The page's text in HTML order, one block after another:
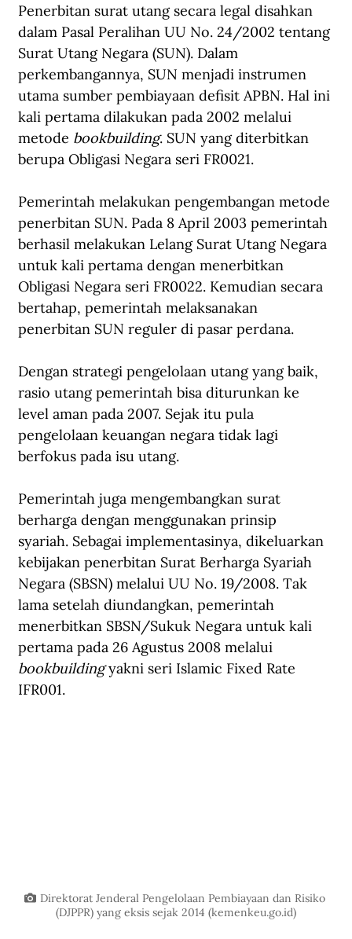
Penerbitan surat utang secara legal disahkan
dalam Pasal Peralihan UU No. 24/2002 tentang
Surat Utang Negara (SUN). Dalam
perkembangannya, SUN menjadi instrumen
utama sumber pembiayaan defisit APBN. Hal ini
kali pertama dilakukan pada 2002 melalui
metode bookbuilding. SUN yang diterbitkan
berupa Obligasi Negara seri FR0021.
Pemerintah melakukan pengembangan metode
penerbitan SUN. Pada 8 April 2003 pemerintah
berhasil melakukan Lelang Surat Utang Negara
untuk kali pertama dengan menerbitkan
Obligasi Negara seri FR0022. Kemudian secara
bertahap, pemerintah melaksanakan
penerbitan SUN reguler di pasar perdana.
Dengan strategi pengelolaan utang yang baik,
rasio utang pemerintah bisa diturunkan ke
level aman pada 2007. Sejak itu pula
pengelolaan keuangan negara tidak lagi
berfokus pada isu utang.
Pemerintah juga mengembangkan surat
berharga dengan menggunakan prinsip
syariah. Sebagai implementasinya, dikeluarkan
kebijakan penerbitan Surat Berharga Syariah
Negara (SBSN) melalui UU No. 19/2008. Tak
lama setelah diundangkan, pemerintah
menerbitkan SBSN/Sukuk Negara untuk kali
pertama pada 26 Agustus 2008 melalui
bookbuilding yakni seri Islamic Fixed Rate
IFR001.
Direktorat Jenderal Pengelolaan Pembiayaan dan Risiko
(DJPPR) yang eksis sejak 2014 (kemenkeu.go.id)